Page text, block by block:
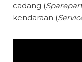
cadang (
kendaraan (